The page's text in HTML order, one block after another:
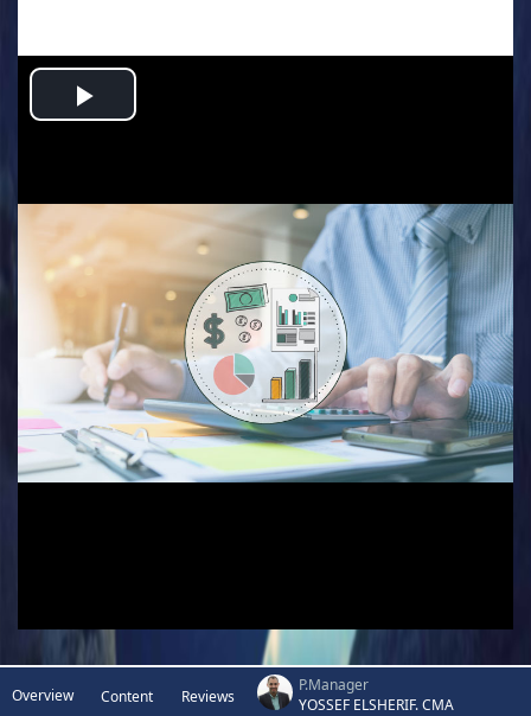
Play
Overview Content Reviews
P.Manager
YOSSEF ELSHERIF. CMA